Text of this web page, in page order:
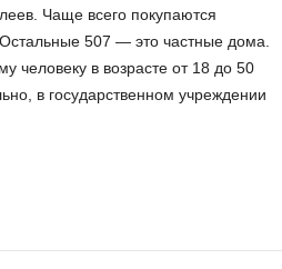
Чаще всего покупаются
507 — это частные дома.
человеку в возрасте от 18 до 50
в государственном учреждении